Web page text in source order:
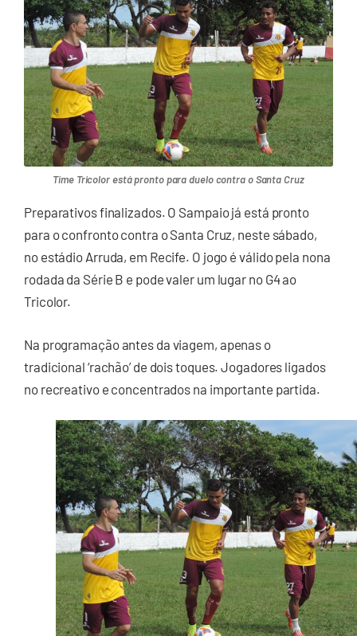
Time Tricolor está pronto para duelo contra o Santa Cruz
Preparativos finalizados. O Sampaio já está pronto
para o confronto contra o Santa Cruz, neste sábado,
no estádio Arruda, em Recife. O jogo é válido pela nona
rodada da Série B e pode valer um lugar no G4 ao
Tricolor.
Na programação antes da viagem, apenas o
tradicional ‘rachão’ de dois toques. Jogadores ligados
no recreativo e concentrados na importante partida.